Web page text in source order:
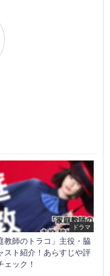
ドラマ
教師のトラコ」主役・脇
スト紹介！あらすじや評
ェック！